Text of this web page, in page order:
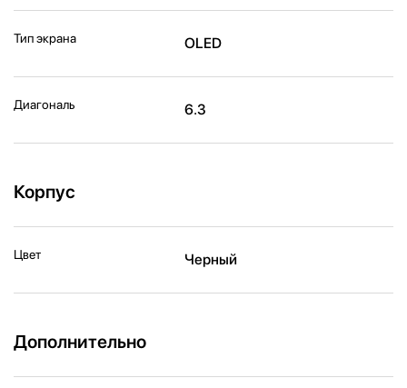
Тип экрана OLED
Диагональ 6.3
Корпус
Цвет Черный
Дополнительно